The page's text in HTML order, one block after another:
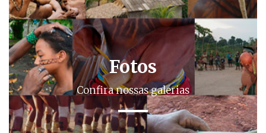
Fotos
Confira nossas galerias